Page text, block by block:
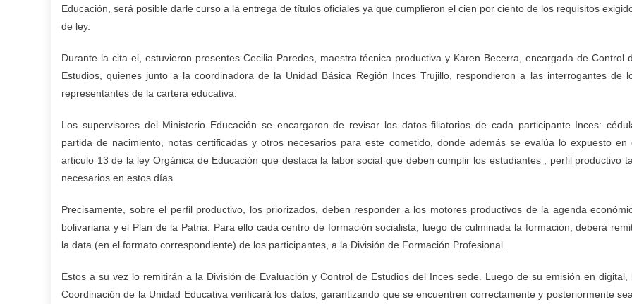
Educación, será posible darle curso a la entrega de títulos oficiales ya que cumplieron el cien por ciento de los requisitos
de ley.
Durante la cita el, estuvieron presentes Cecilia Paredes, maestra técnica productiva y Karen Becerra, encargada de Control
Estudios, quienes junto a la coordinadora de la Unidad Básica Región Inces Trujillo, respondieron a las interrogantes de
representantes de la cartera educativa.
Los supervisores del Ministerio Educación se encargaron de revisar los datos filiatorios de cada participante Inces:
partida de nacimiento, notas certificadas y otros necesarios para este cometido, donde además se evalúa lo expuesto en
articulo 13 de la ley Orgánica de Educación que destaca la labor social que deben cumplir los estudiantes , perfil productivo
necesarios en estos días.
Precisamente, sobre el perfil productivo, los priorizados, deben responder a los motores productivos de la agenda
bolivariana y el Plan de la Patria. Para ello cada centro de formación socialista, luego de culminada la formación, deberá
la data (en el formato correspondiente) de los participantes, a la División de Formación Profesional.
Estos a su vez lo remitirán a la División de Evaluación y Control de Estudios del Inces sede. Luego de su emisión en digital,
Coordinación de la Unidad Educativa verificará los datos, garantizando que se encuentren correctamente y posteriormente